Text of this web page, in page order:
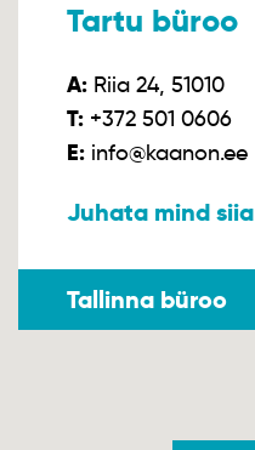
Tartu büroo
A: Riia 24, 51010
T: +372 501 0606
E: info@kaanon.ee
Juhata mind siia
Tallinna büroo